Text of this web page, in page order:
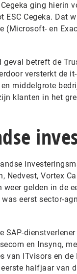
ging hierin
ESC Cegeka. Dat
(Microsoft- en
geval betreft de
versterkt de
middelgrote
klanten in het
Nedvest, Vortex
weer gelden in de
eerst sector-
SAP-
en Insynq,
van ITvisors en de
halfjaar van